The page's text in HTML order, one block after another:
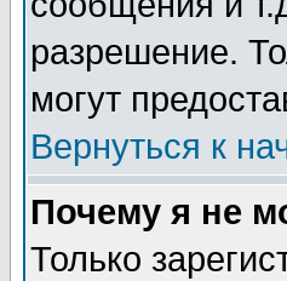
разрешение.
могут
Вернуться к
Почему я не
Только